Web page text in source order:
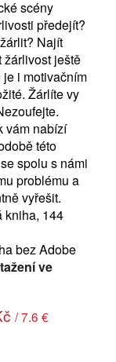
scény
předejít?
Najít
žárlivost ještě
i motivačním
Žárlíte vy
vám nabízí
této
spolu s námi
problému a
vyřešit.
kniha, 144
bez Adobe
ve
/ 7.6 €